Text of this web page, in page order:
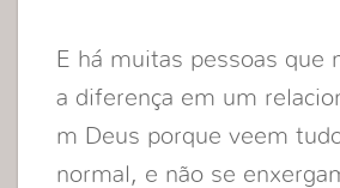
E há muitas pessoas que
a diferença em um
m Deus porque veem
normal, e não se